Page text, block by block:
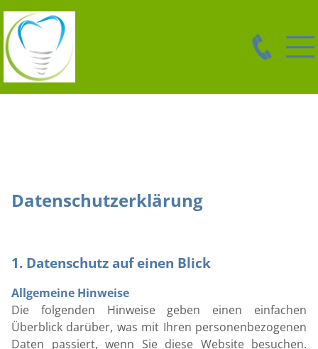
Datenschutzerklärung
1. Datenschutz auf einen Blick
Allgemeine Hinweise
Die folgenden Hinweise geben einen einfachen
Überblick darüber, was mit Ihren personenbezogenen
Daten passiert, wenn Sie diese Website besuchen.